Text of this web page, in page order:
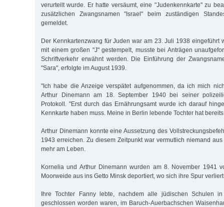
verurteilt wurde. Er hatte versäumt, eine "Judenkennkarte" zu
zusätzlichen Zwangsnamen "Israel" beim zuständigen
gemeldet.
Der Kennkartenzwang für Juden war am 23. Juli 1938 eingeführt
mit einem großen "J" gestempelt, musste bei Anträgen
Schriftverkehr erwähnt werden. Die Einführung der
"Sara", erfolgte im August 1939.
"Ich habe die Anzeige verspätet aufgenommen, da ich mich
Arthur Dinemann am 18. September 1940 bei seiner
Protokoll. "Erst durch das Ernährungsamt wurde ich darauf
Kennkarte haben muss. Meine in Berlin lebende Tochter hat
Arthur Dinemann konnte eine Aussetzung des
1943 erreichen. Zu diesem Zeitpunkt war vermutlich niemand
mehr am Leben.
Kornelia und Arthur Dinemann wurden am 8. November 1941
Moorweide aus ins Getto Minsk deportiert, wo sich ihre Spur
Ihre Tochter Fanny lebte, nachdem alle jüdischen Schulen
geschlossen worden waren, im Baruch-Auerbachschen